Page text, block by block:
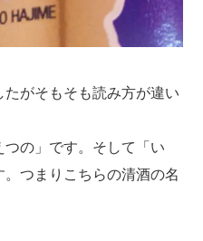
たがそもそも読み方が違い
つの」です。そして「い
つまりこちらの清酒の名